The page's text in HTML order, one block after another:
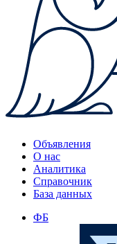
Объявления
О нас
Аналитика
Справочник
База данных
ФБ